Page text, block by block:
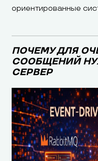
ориентированные
ПОЧЕМУ ДЛЯ
СООБЩЕНИЙ
СЕРВЕР